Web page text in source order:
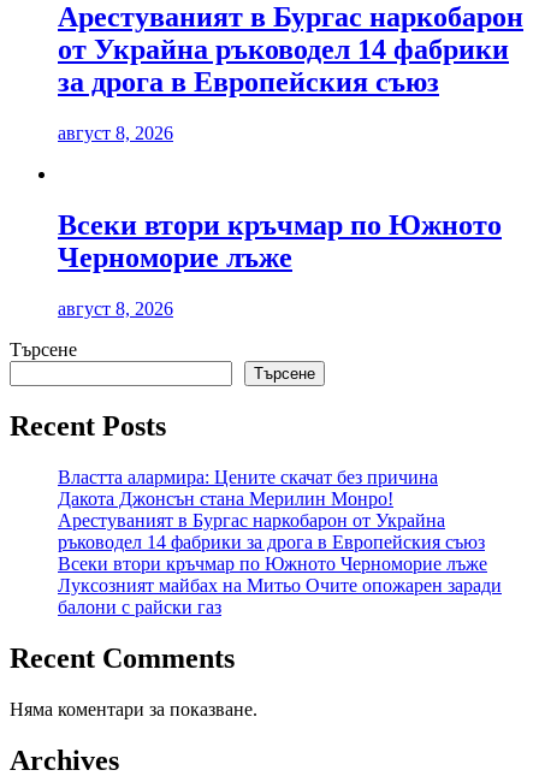
Арестуваният в Бургас наркобарон
от Украйна ръководел 14 фабрики
за дрога в Европейския съюз
август 8, 2026
Всеки втори кръчмар по Южното
Черноморие лъже
август 8, 2026
Търсене
Търсене
Recent Posts
Властта алармира: Цените скачат без причина
Дакота Джонсън стана Мерилин Монро!
Арестуваният в Бургас наркобарон от Украйна
ръководел 14 фабрики за дрога в Европейския съюз
Всеки втори кръчмар по Южното Черноморие лъже
Луксозният майбах на Митьо Очите опожарен заради
балони с райски газ
Recent Comments
Няма коментари за показване.
Archives